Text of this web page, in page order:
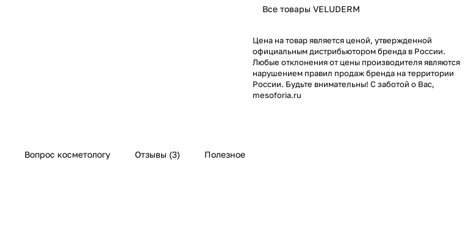
Все товары VELUDERM
Цена на товар является ценой, утвержденной
официальным дистрибьютором бренда в России.
Любые отклонения от цены производителя являются
нарушением правил продаж бренда на территории
России. Будьте внимательны! С заботой о Вас,
mesoforia.ru
Вопрос косметологу Отзывы (3) Полезное